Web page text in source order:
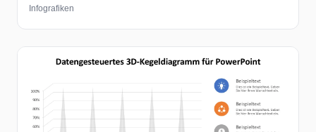
Infografiken